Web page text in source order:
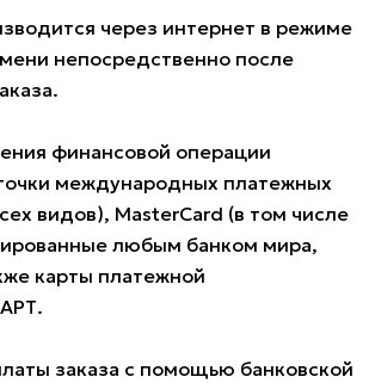
через интернет в режиме
непосредственно после
финансовой операции
международных платежных
видов), MasterCard (в том числе
любым банком мира,
карты платежной
заказа с помощью банковской